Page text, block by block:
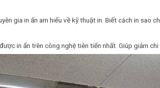
gia in ấn am hiểu về kỹ thuật in. Biết cách in sao
in ấn trên công nghệ tiên tiến nhất. Giúp giảm